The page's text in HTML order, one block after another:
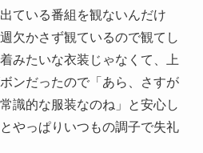
ている番組を観ないんだけ
欠かさず観ているので観てし
みたいな衣装じゃなくて、上
ンだったので「あら、さすが
識的な服装なのね」と安心し
やっぱりいつもの調子で失礼